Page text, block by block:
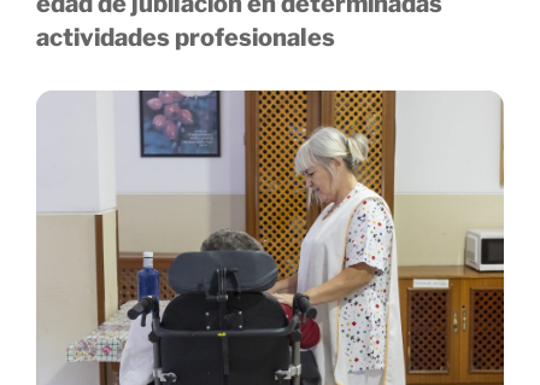
actividades profesionales